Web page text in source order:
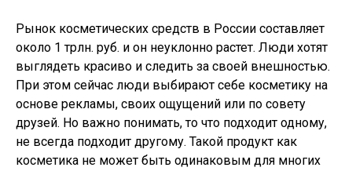
Рынок косметических средств в России составляет
около 1 трлн. руб. и он неуклонно растет. Люди хотят
выглядеть красиво и следить за своей внешностью.
При этом сейчас люди выбирают себе косметику на
основе рекламы, своих ощущений или по совету
друзей. Но важно понимать, то что подходит одному,
не всегда подходит другому. Такой продукт как
косметика не может быть одинаковым для многих